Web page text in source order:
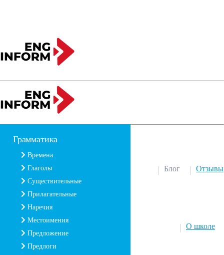
Грамматика
Времена
Глаголы
Существительные
Прилагательные
Наречия
Местоимения
Предложение
Предлоги
Отзывы
Блог
О школе